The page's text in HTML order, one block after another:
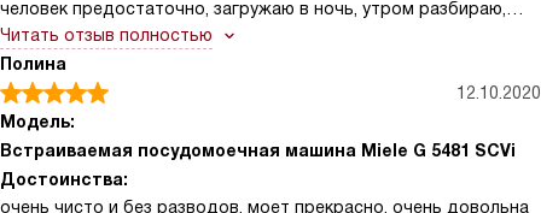
человек предостаточно, загружаю в ночь, утром разбираю,
никакого шума, дискомфорта
Читать отзыв полностью
Полина
12.10.2020
Модель:
Встраиваемая посудомоечная машина Miele G 5481 SCVi
Достоинства:
очень чисто и без разводов, моет прекрасно, очень довольна